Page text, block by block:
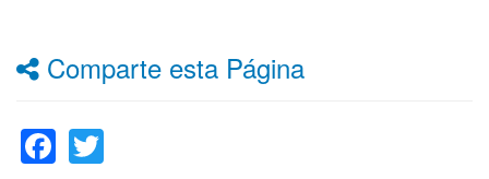
Comparte esta Página
Facebook